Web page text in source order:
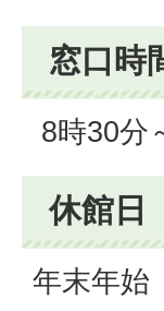
窓口時
8時30分
休館日
年末年始